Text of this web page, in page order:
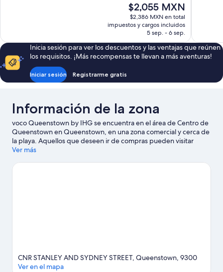
El
precio
actual
de
$2,055 MXN
$2,055 MXN
$2,386 MXN en total
impuestos y cargos incluidos
5 sep. - 6 sep.
Inicia sesión para ver los descuentos y las ventajas que reúnen
los requisitos. ¡Más recompensas te llevan a más aventuras!
Iniciar sesión Registrarme gratis
Información de la zona
voco Queenstown by IHG se encuentra en el área de Centro de
Queenstown en Queenstown, en una zona comercial y cerca de
la playa. Aquellos que deseen ir de compras pueden visitar
Centro comercial Queenstown Mall y Cookie Time Cookie Bar,
pueden ir a Playa de Queenstown y Lago Wakatipu. También
Ver más
CNR STANLEY AND SYDNEY STREET, Queenstown, 9300
Ver en el mapa